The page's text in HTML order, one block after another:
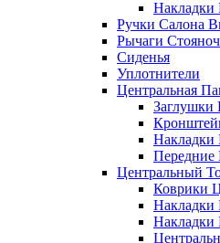
Накладки
Ручки Салона
Рычаги
Сиденья
Уплотнители
Центральная
Заглушки
Накладки
Передние
Центральный
Коврики
Накладки